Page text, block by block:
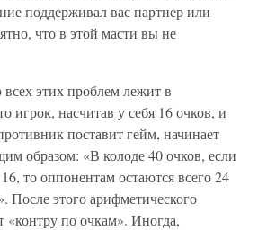
поддерживал вас партнер или
что в этой масти вы не
этих проблем лежит в
игрок, насчитав у себя 16 очков, и
поставит гейм, начинает
образом: «В колоде 40 очков, если
то оппонентам остаются всего 24
После этого арифметического
«контру по очкам». Иногда,